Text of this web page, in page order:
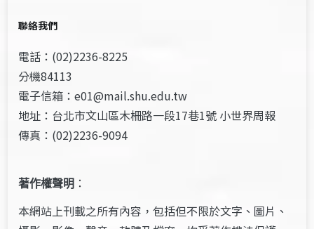
聯絡我們
電話：(02)2236-8225
分機84113
電子信箱：e01@mail.shu.edu.tw
地址：台北市文山區木柵路一段17巷1號 小世界周報
傳真：(02)2236-9094
著作權聲明 ：
本網站上刊載之所有內容，包括但不限於文字、圖片、